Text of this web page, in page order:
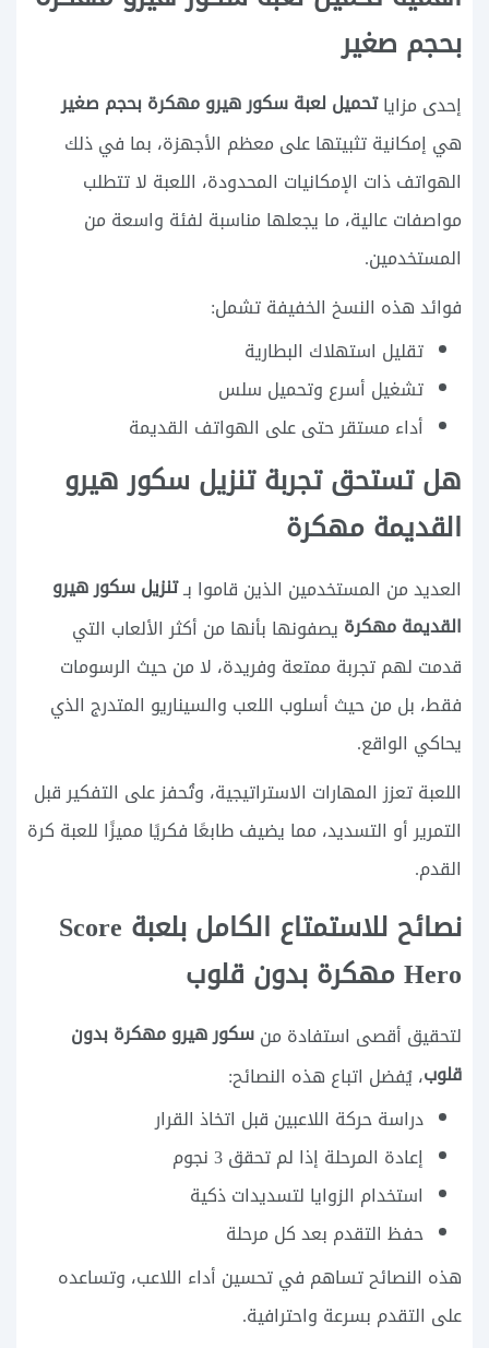
بحجم صغير
إحدى مزاياتحميل لعبة سكور هيرو مهكرة بحجم صغير
هي إمكانية تثبيتها على معظم الأجهزة، بما في ذلك
الهواتف ذات الإمكانيات المحدودة، اللعبة لا تتطلب
مواصفات عالية، ما يجعلها مناسبة لفئة واسعة من
المستخدمين.
فوائد هذه النسخ الخفيفة تشمل:
تقليل استهلاك البطارية
تشغيل أسرع وتحميل سلس
أداء مستقر حتى على الهواتف القديمة
هل تستحق تجربة تنزيل سكور هيرو
القديمة مهكرة
العديد من المستخدمين الذين قاموا بـتنزيل سكور هيرو
القديمة مهكرة يصفونها بأنها من أكثر الألعاب التي
قدمت لهم تجربة ممتعة وفريدة، لا من حيث الرسومات
فقط، بل من حيث أسلوب اللعب والسيناريو المتدرج الذي
يحاكي الواقع.
اللعبة تعزز المهارات الاستراتيجية، وتُحفز على التفكير قبل
التمرير أو التسديد، مما يضيف طابعًا فكريًا مميزًا للعبة كرة
القدم.
نصائح للاستمتاع الكامل بلعبة Score
Hero مهكرة بدون قلوب
لتحقيق أقصى استفادة منسكور هيرو مهكرة بدون
قلوب، يُفضل اتباع هذه النصائح:
دراسة حركة اللاعبين قبل اتخاذ القرار
إعادة المرحلة إذا لم تحقق 3 نجوم
استخدام الزوايا لتسديدات ذكية
حفظ التقدم بعد كل مرحلة
هذه النصائح تساهم في تحسين أداء اللاعب، وتساعده
على التقدم بسرعة واحترافية.